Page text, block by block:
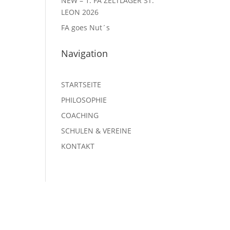
LEON 2026
FA goes Nut´s
Navigation
STARTSEITE
PHILOSOPHIE
COACHING
SCHULEN & VEREINE
KONTAKT